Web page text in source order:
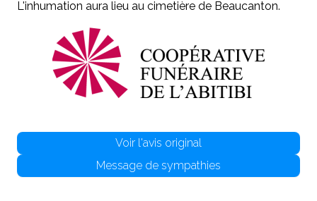
L'inhumation aura lieu au cimetière de Beaucanton.
Voir l'avis original
Message de sympathies